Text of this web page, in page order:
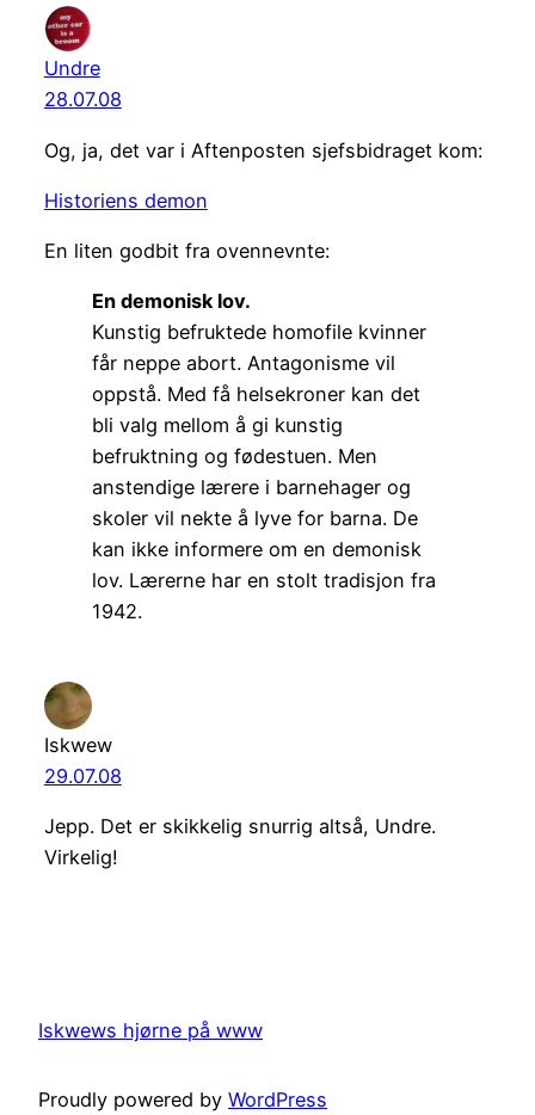
Undre
28.07.08
Og, ja, det var i Aftenposten sjefsbidraget kom:
Historiens demon
En liten godbit fra ovennevnte:
En demonisk lov.
Kunstig befruktede homofile kvinner
får neppe abort. Antagonisme vil
oppstå. Med få helsekroner kan det
bli valg mellom å gi kunstig
befruktning og fødestuen. Men
anstendige lærere i barnehager og
skoler vil nekte å lyve for barna. De
kan ikke informere om en demonisk
lov. Lærerne har en stolt tradisjon fra
1942.
Iskwew
29.07.08
Jepp. Det er skikkelig snurrig altså, Undre.
Virkelig!
Iskwews hjørne på www
Proudly powered by WordPress